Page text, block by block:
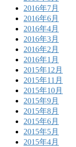
2016年7月
2016年6月
2016年4月
2016年3月
2016年2月
2016年1月
2015年12月
2015年11月
2015年10月
2015年9月
2015年8月
2015年6月
2015年5月
2015年4月